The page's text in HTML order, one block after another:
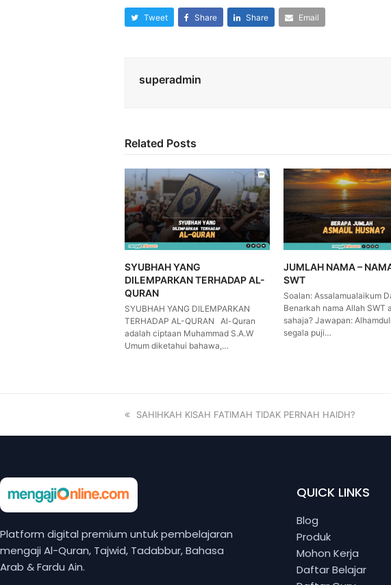
Tweet Share Share Email
superadmin
Related Posts
SYUBHAH YANG
DILEMPARKAN TERHADAP AL-
QURAN
SYUBHAH YANG DILEMPARKAN
TERHADAP AL-QURAN Al-Quran
adalah ciptaan Muhammad S.A.W
Umum diketahui bahawa,…
JUMLAH NAMA –
SWT
Soalan: Assalamualaikum
Benarkah nama Allah SWT
sahaja? Jawapan:
segala puji…
SAHIHKAH KISAH FATIMAH TIDAK PERNAH HAIDH?
Platform digital premium untuk pembelajaran
mengaji Al-Quran, Tajwid, Tadabbur, Bahasa
Arab & Fardu Ain.
QUICK LINKS
Blog
Produk
Mohon Kerja
Daftar Belajar